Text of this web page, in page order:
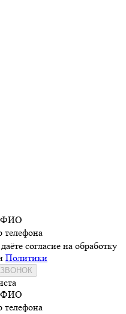
ФИО
телефона
согласие на обработку
Политики
ФИО
телефона